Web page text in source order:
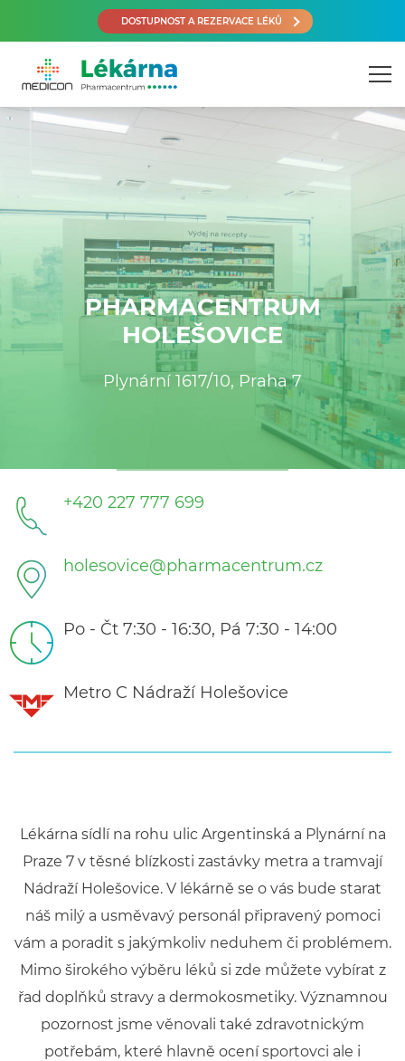
DOSTUPNOST A REZERVACE LÉKŮ
PHARMACENTRUM
HOLEŠOVICE
Plynární 1617/10, Praha 7
+420 227 777 699
holesovice@pharmacentrum.cz
Po - Čt 7:30 - 16:30, Pá 7:30 - 14:00
Metro C Nádraží Holešovice
Lékárna sídlí na rohu ulic Argentinská a Plynární na
Praze 7 v těsné blízkosti zastávky metra a tramvají
Nádraží Holešovice. V lékárně se o vás bude starat
náš milý a usměvavý personál připravený pomoci
vám a poradit s jakýmkoliv neduhem či problémem.
Mimo širokého výběru léků si zde můžete vybírat z
řad doplňků stravy a dermokosmetiky. Významnou
pozornost jsme věnovali také zdravotnickým
potřebám, které hlavně ocení sportovci ale i